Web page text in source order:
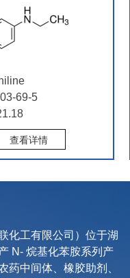
69-5
查看详情
化工有限公司）位于湖
N- 烷基化苯胺系列产
药中间体、橡胶助剂、